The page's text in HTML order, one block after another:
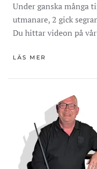
Under ganska många
utmanare, 2 gick
Du hittar videon på
LÄS MER